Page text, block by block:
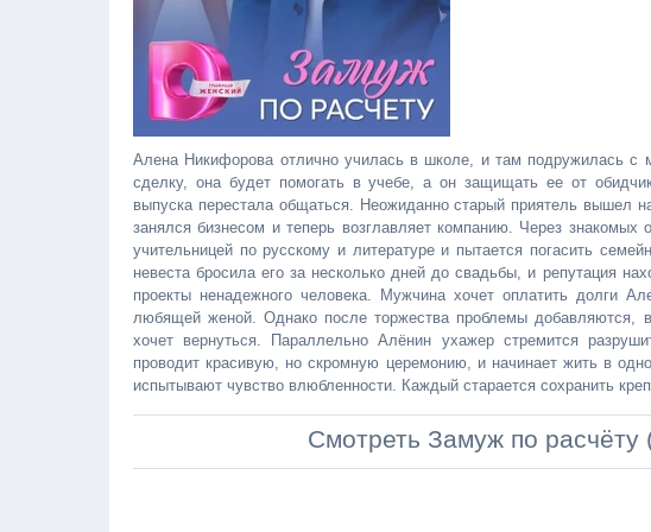
Алена Никифорова отлично училась в школе, и там подружилась
сделку, она будет помогать в учебе, а он защищать ее от
выпуска перестала общаться. Неожиданно старый приятель вышел
занялся бизнесом и теперь возглавляет компанию. Через
учительницей по русскому и литературе и пытается погасить
невеста бросила его за несколько дней до свадьбы, и репутация
проекты ненадежного человека. Мужчина хочет оплатить долги
любящей женой. Однако после торжества проблемы добавляются,
хочет вернуться. Параллельно Алёнин ухажер стремится
проводит красивую, но скромную церемонию, и начинает жить в
испытывают чувство влюбленности. Каждый старается сохранить
Смотреть Замуж по расчёту